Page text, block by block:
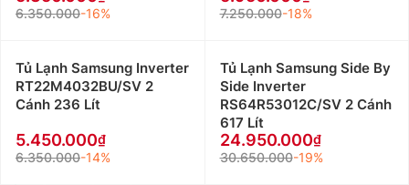
6.350.000-16% 7.250.000-18%
Tủ Lạnh Samsung Inverter
RT22M4032BU/SV 2
Cánh 236 Lít
5.450.000
6.350.000-14%
Tủ Lạnh Samsung Side By
Side Inverter
RS64R53012C/SV 2 Cánh
617 Lít
24.950.000
30.650.000-19%